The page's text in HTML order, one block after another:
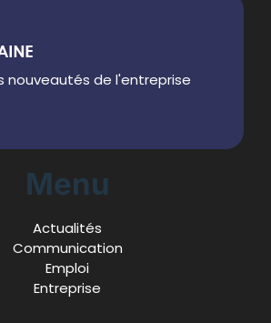
nouveautés de l'entreprise
Menu
Actualités
Communication
Emploi
Entreprise